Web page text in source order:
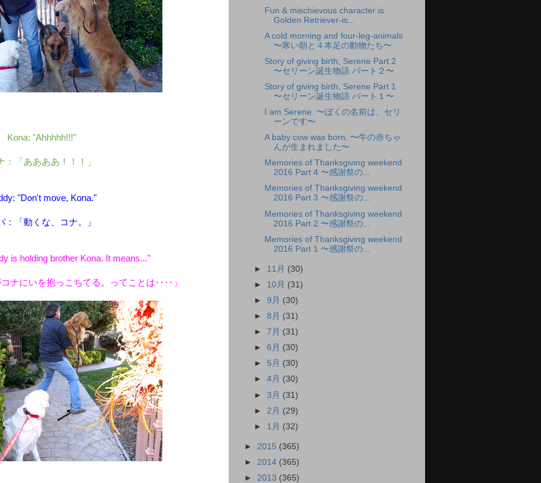
Kona: "Ahhhhh!!!"
：「ああああ！！！」
"Don't move, Kona."
：「動くな、コナ。」
is holding brother Kona. It means..."
ナにいを抱っこちてる。ってことは‥‥」
Fun & mischievous character is
Golden Retriever-is...
A cold morning and four-leg-animals
〜寒い朝と４本足の動物たち〜
Story of giving birth, Serene Part 2
〜セリーン誕生物語 パート２〜
Story of giving birth, Serene Part 1
〜セリーン誕生物語 パート１〜
I am Serene. 〜ぼくの名前は、セリ
ーンです〜
A baby cow was born. 〜牛の赤ちゃ
んが生まれました〜
Memories of Thanksgiving weekend
2016 Part 4 〜感謝祭の...
Memories of Thanksgiving weekend
2016 Part 3 〜感謝祭の...
Memories of Thanksgiving weekend
2016 Part 2 〜感謝祭の...
Memories of Thanksgiving weekend
2016 Part 1 〜感謝祭の...
► 11月 (30)
► 10月 (31)
►9月 (30)
►8月 (31)
►7月 (31)
►6月 (30)
► 5月 (30)
►4月 (30)
►3月 (31)
► 2月 (29)
► 1月 (32)
► 2015 (365)
► 2014 (365)
► 2013 (365)